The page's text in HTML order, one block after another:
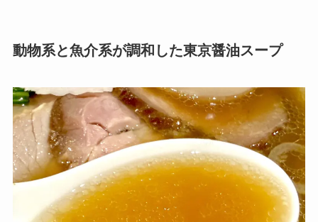
動物系と魚介系が調和した東京醤油スープ